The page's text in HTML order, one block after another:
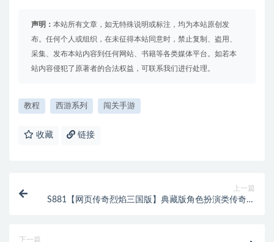
声明： 本站所有文章，如无特殊说明或标注，均为本站原创发
布。任何个人或组织，在未征得本站同意时，禁止复制、盗用、
采集、发布本站内容到任何网站、书籍等各类媒体平台。如若本
站内容侵犯了原著者的合法权益，可联系我们进行处理。
教程 西游系列 闯关手游
收藏 链接
上一篇
S881【网页传奇烈焰三国版】典藏版角色扮演类传奇网
下一篇